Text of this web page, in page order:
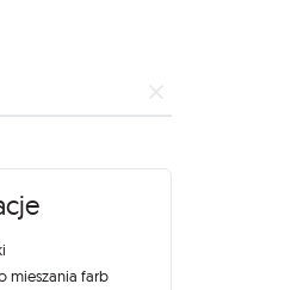
mieszania farb